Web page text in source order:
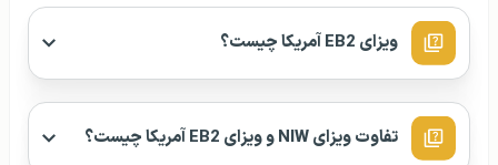
ویزای EB2 آمریکا چیست؟
تفاوت ویزای NIW و ویزای EB2 آمریکا چیست؟